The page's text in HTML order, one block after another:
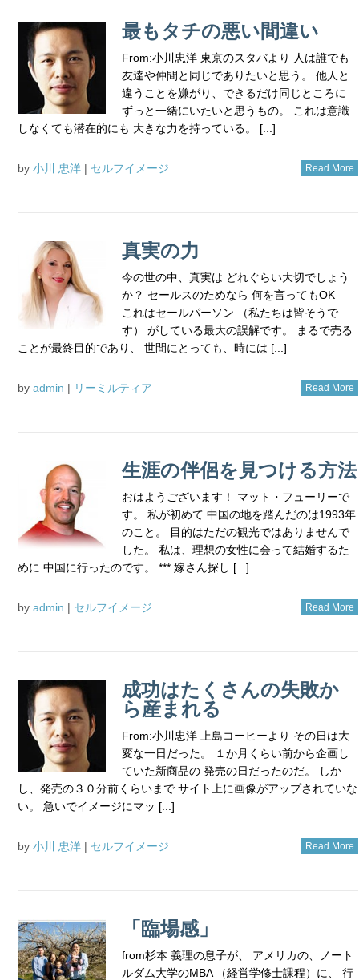
最もタチの悪い間違い
From:小川忠洋 東京のスタバより 人は誰でも
友達や仲間と同じでありたいと思う。 他人と
違うことを嫌がり、できるだけ同じところに
ずっと一緒にいたいと思うもの。 これは意識
しなくても潜在的にも 大きな力を持っている。 [...]
by 小川 忠洋 | セルフイメージ Read More
真実の力
今の世の中、真実は どれぐらい大切でしょう
か？ セールスのためなら 何を言ってもOK――
これはセールパーソン （私たちは皆そうで
す） がしている最大の誤解です。 まるで売る
ことが最終目的であり、 世間にとっても、時には [...]
by admin | リーミルティア Read More
生涯の伴侶を見つける方法
おはようございます！ マット・フューリーで
す。 私が初めて 中国の地を踏んだのは1993年
のこと。 目的はただの観光ではありませんで
した。 私は、理想の女性に会って結婚するた
めに 中国に行ったのです。 *** 嫁さん探し [...]
by admin | セルフイメージ Read More
成功はたくさんの失敗か
ら産まれる
From:小川忠洋 上島コーヒーより その日は大
変な一日だった。 １か月くらい前から企画し
ていた新商品の 発売の日だったのだ。 しか
し、発売の３０分前くらいまで サイト上に画像がアップされていな
い。 急いでイメージにマッ [...]
by 小川 忠洋 | セルフイメージ Read More
「臨場感」
from杉本 義理の息子が、 アメリカの、ノート
ルダム大学のMBA （経営学修士課程）に、 行